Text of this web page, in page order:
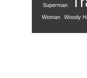
Superman
Woman
Woody